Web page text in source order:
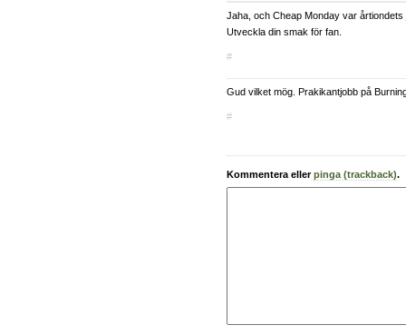
Jaha, och Cheap Monday var årtiondets
Utveckla din smak för fan.
#
Gud vilket mög. Prakikantjobb på
#
Kommentera ellerpinga (trackback).